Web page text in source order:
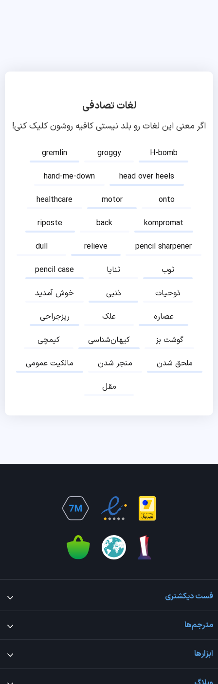
لغات تصادفی
اگر معنی این لغات رو بلد نیستی کافیه روشون کلیک کنی!
gremlin groggy
H-bomb
hand-me-down
head over heels
healthcare
motor
onto
riposte
back
kompromat
dull
relieve
pencil sharpener
pencil case
ثنایا
ثوب
خوش آمدید
ذنبی
ذوحیات
ریزجراحی
علک
عصاره
کیمچی
کیهان‌شناسی
گوشت بز
مالکیت عمومی
منجر شدن
ملحق شدن
مقل
فست دیکشنری
مترجم‌ها
ابزارها